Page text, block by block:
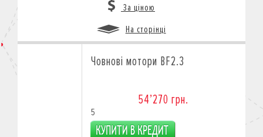
За ціною
На сторінці
Човнові мотори BF2.3
54’270 грн.
5